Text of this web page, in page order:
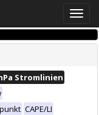
Toggle
Stromlinien
CAPE/LI